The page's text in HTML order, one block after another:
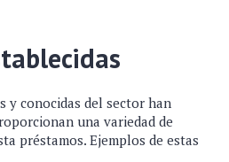
y conocidas del sector han
una variedad de
préstamos. Ejemplos de estas